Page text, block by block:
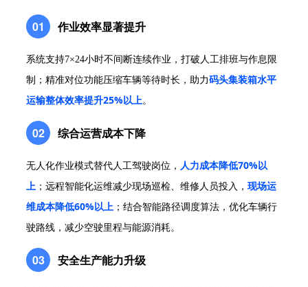
01 作业效率显著提升
系统支持7×24小时不间断连续作业，打破人工排班与作息限
制；精准对位功能压缩车辆等待时长，助力码头集装箱水平
运输整体效率提升25%以上。
02 综合运营成本下降
无人化作业模式替代人工驾驶岗位， 人力成本降低70%以
上 ；远程智能化运维减少现场巡检、维修人员投入， 现场运
维成本降低60%以上 ；结合智能路径调度算法，优化车辆行
驶路线，减少空驶里程与能源消耗。
03 安全生产能力升级